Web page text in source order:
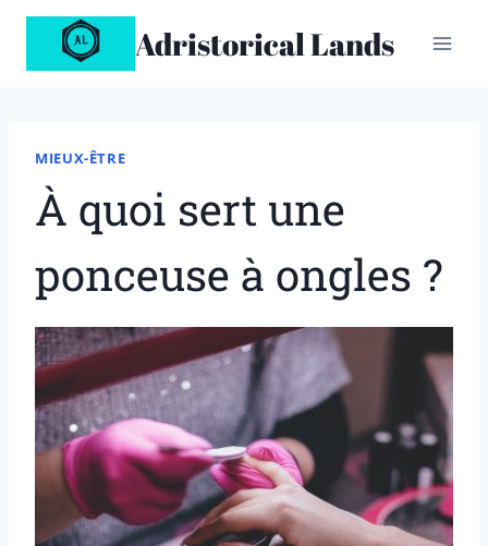
Aller
contenu
Adristorical Lands
MIEUX-ÊTRE
À quoi sert une
ponceuse à ongles ?